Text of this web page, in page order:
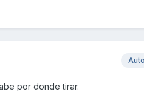
por donde tirar.